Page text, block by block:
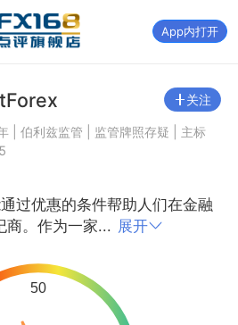
App内打开
关注
| 伯利兹监管 | 监管牌照存疑 | 主标
过优惠的条件帮助人们在金融
商。作为一家... 展开